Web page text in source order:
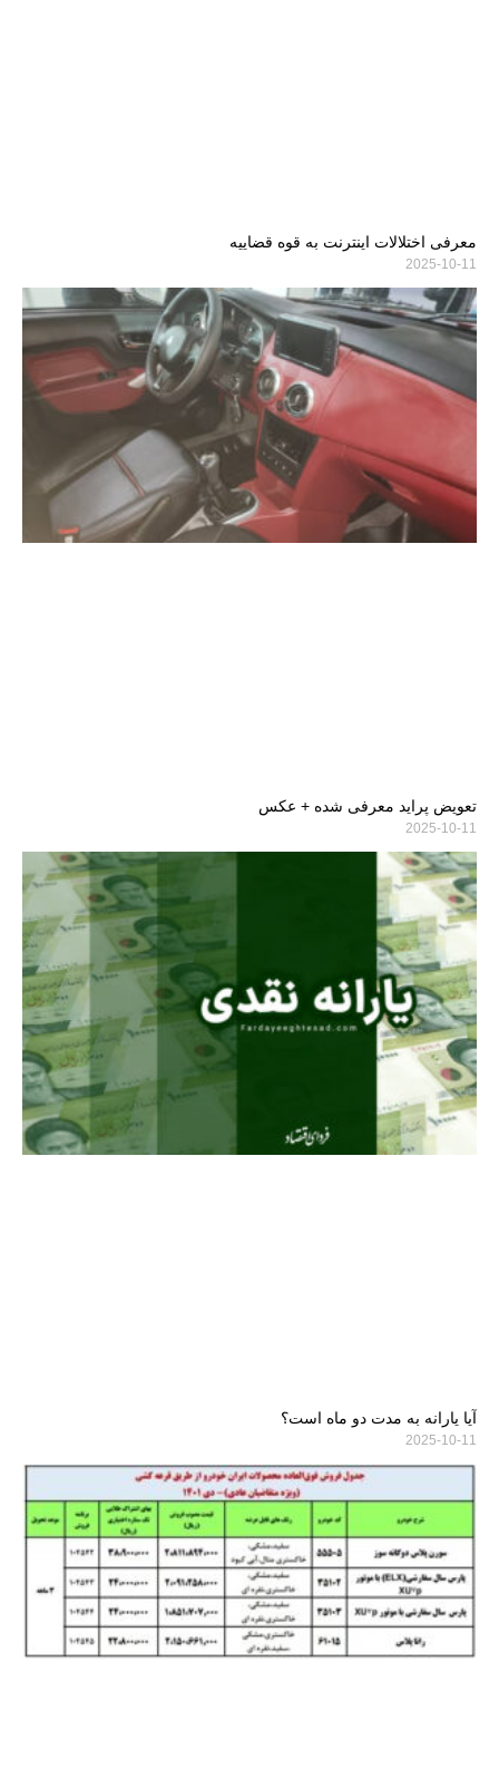
معرفی اختلالات اینترنت به قوه قضاییه
2025-10-11
تعویض پراید معرفی شده + عکس
2025-10-11
آیا یارانه به مدت دو ماه است؟
2025-10-11